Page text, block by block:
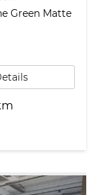
Green Matte